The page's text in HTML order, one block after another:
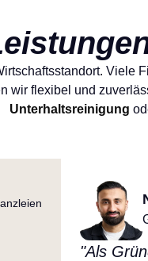
Viele
wir flexibel und
Unterhaltsreinigung
"Als